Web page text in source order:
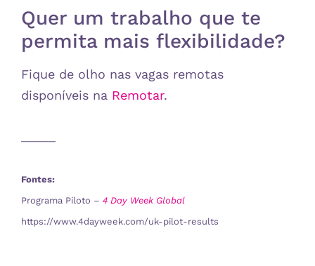
Quer um trabalho que te
permita mais flexibilidade?
Fique de olho nas vagas remotas
disponíveis na Remotar.
Fontes:
Programa Piloto – 4 Day Week Global
https://www.4dayweek.com/uk-pilot-results